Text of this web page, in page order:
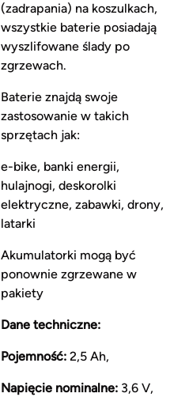
(zadrapania) na koszulkach,
wszystkie baterie posiadają
wyszlifowane ślady po
zgrzewach.
Baterie znajdą swoje
zastosowanie w takich
sprzętach jak:
e-bike, banki energii,
hulajnogi, deskorolki
elektryczne, zabawki, drony,
latarki
Akumulatorki mogą być
ponownie zgrzewane w
pakiety
Dane techniczne:
Pojemność:2,5 Ah,
Napięcie nominalne: 3,6 V,